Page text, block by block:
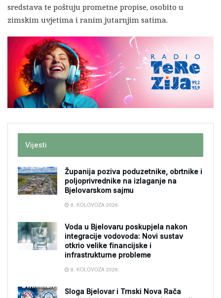
sredstava te poštuju prometne propise, osobito u
zimskim uvjetima i ranim jutarnjim satima.
Vijesti
Županija poziva poduzetnike, obrtnike i
poljoprivrednike na izlaganje na
Bjelovarskom sajmu
8. KOLOVOZA 2026.
Voda u Bjelovaru poskupjela nakon
integracije vodovoda: Novi sustav
otkrio velike financijske i
infrastrukturne probleme
8. KOLOVOZA 2026.
Sloga Bjelovar i Trnski Nova Rača